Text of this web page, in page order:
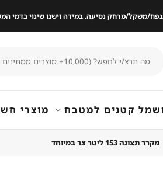
נפח/משקל/מרחק נסיעה. במידה וישנו שינוי
עבור:
קטנים למטבח מוצרי
מקרר תצוגה 153 ליטר צר במיוחד